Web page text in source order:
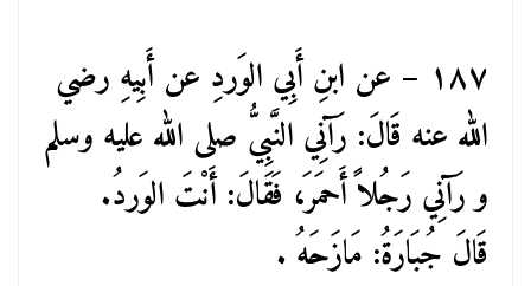
١٨٧ – عن ابنِ أَبِي الوَردِ عن أَبِيهِ رضي
الله عنه قَالَ: رَآنِي النَّبِيُّ صلى الله عليه وسلم
و رَآنِي رَجُلاً أَحمَرَ، فَقَالَ: أَنْتَ الوَردُ.
قَالَ جُبَارَةُ: مَازَحَهُ .